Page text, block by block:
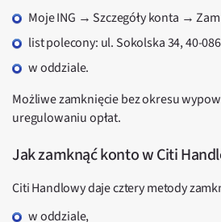
Moje ING → Szczegóły konta →
list polecony: ul. Sokolska 34, 40-
w oddziale.
Możliwe zamknięcie bez okresu
uregulowaniu opłat.
Jak zamknąć konto w Citi
Citi Handlowy daje cztery metody
w oddziale,